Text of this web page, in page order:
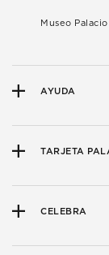
Museo Palacio
AYUDA
TARJETA
CELEBRA